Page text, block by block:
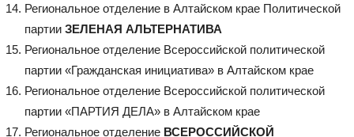
Региональное отделение в Алтайском крае Политической
партии ЗЕЛЕНАЯ АЛЬТЕРНАТИВА
Региональное отделение Всероссийской политической
партии «Гражданская инициатива» в Алтайском крае
Региональное отделение Всероссийской политической
партии «ПАРТИЯ ДЕЛА» в Алтайском крае
Региональное отделение ВСЕРОССИЙСКОЙ